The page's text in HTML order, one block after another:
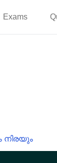
Exams
നിരയും